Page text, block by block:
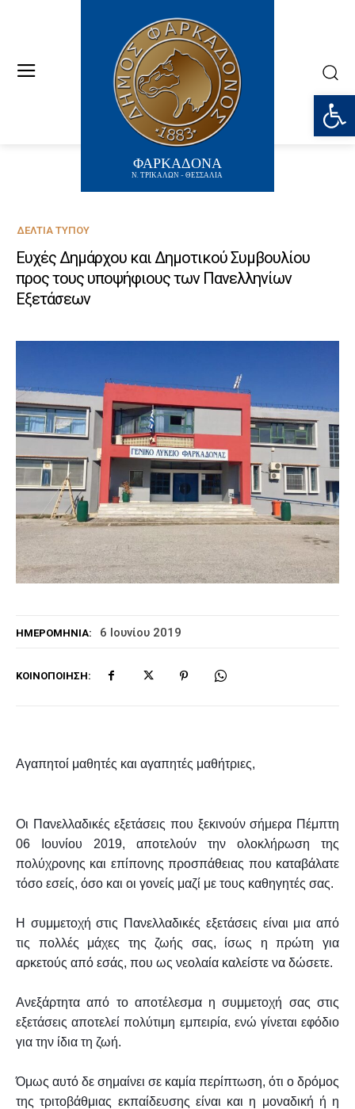
ΦΑΡΚΑΔΟΝΑ
Ν. ΤΡΙΚΑΛΩΝ - ΘΕΣΣΑΛΙΑ
ΗΜΕΡΟΜΗΝΊΑ: 6 Ιουνίου 2019
ΚΟΙΝΟΠΟΊΗΣΗ:
ΔΕΛΤΊΑ ΤΎΠΟΥ
Ευχές Δημάρχου και Δημοτικού Συμβουλίου
προς τους υποψήφιους των Πανελληνίων
Εξετάσεων
Αγαπητοί μαθητές και αγαπητές μαθήτριες,
Οι Πανελλαδικές εξετάσεις που ξεκινούν σήμερα Πέμπτη
06 Ιουνίου 2019, αποτελούν την ολοκλήρωση της
πολύχρονης και επίπονης προσπάθειας που καταβάλατε
τόσο εσείς, όσο και οι γονείς μαζί με τους καθηγητές σας.
Η συμμετοχή στις Πανελλαδικές εξετάσεις είναι μια από
τις πολλές μάχες της ζωής σας, ίσως η πρώτη για
αρκετούς από εσάς, που ως νεολαία καλείστε να δώσετε.
Ανεξάρτητα από το αποτέλεσμα η συμμετοχή σας στις
εξετάσεις αποτελεί πολύτιμη εμπειρία, ενώ γίνεται εφόδιο
για την ίδια τη ζωή.
Όμως αυτό δε σημαίνει σε καμία περίπτωση, ότι ο δρόμος
της τριτοβάθμιας εκπαίδευσης είναι και η μοναδική ή η